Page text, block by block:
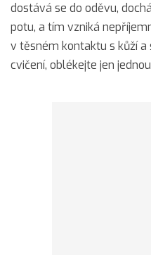
dostává se do oděvu,
potu, a tím vzniká
v těsném kontaktu s kůží
cvičení, oblékejte jen